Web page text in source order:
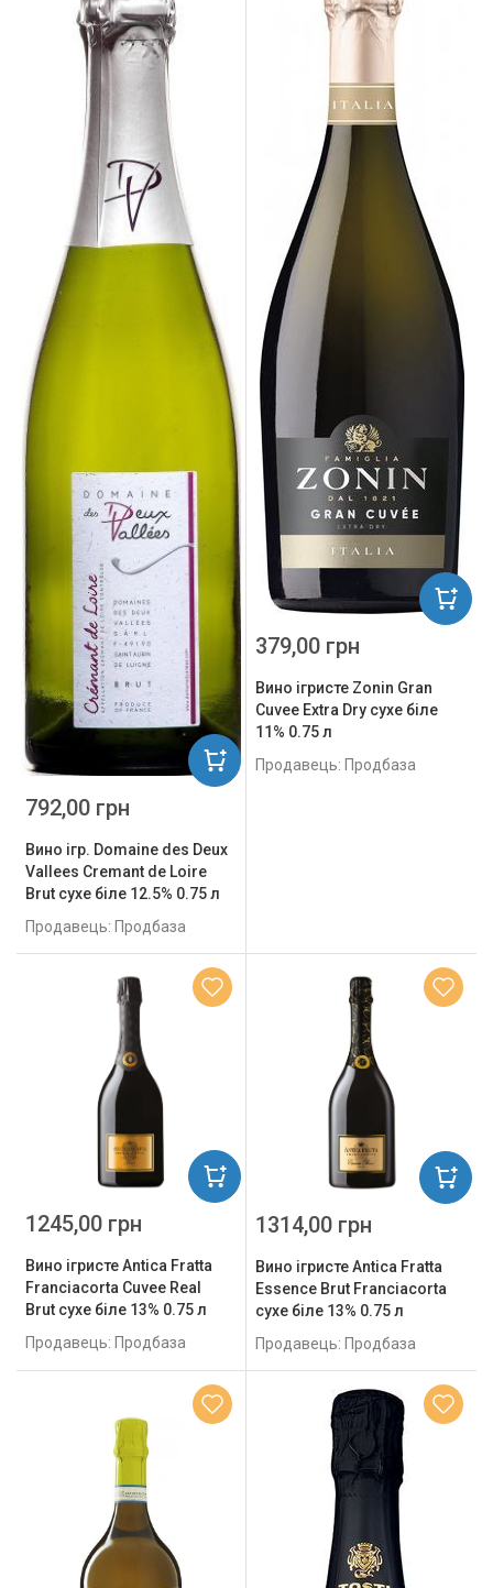
Вино ігр. Domaine des Deux
Vallees Cremant de Loire
Brut сухе біле 12.5% 0.75 л
Продавець: Продбаза
792,00 грн
Вино ігристе Zonin Gran
Cuvee Extra Dry сухе біле
11% 0.75 л
Продавець: Продбаза
379,00 грн
Вино ігристе Antica Fratta
Franciacorta Cuvee Real
Brut сухе біле 13% 0.75 л
Продавець: Продбаза
1245,00 грн
Вино ігристе Antica Fratta
Essence Brut Franciacorta
сухе біле 13% 0.75 л
Продавець: Продбаза
1314,00 грн